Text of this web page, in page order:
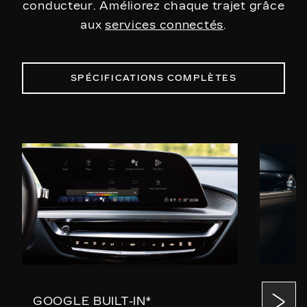
conducteur. Améliorez chaque trajet grâce
aux services connectés.
SPÉCIFICATIONS COMPLÈTES
GOOGLE BUILT-IN*